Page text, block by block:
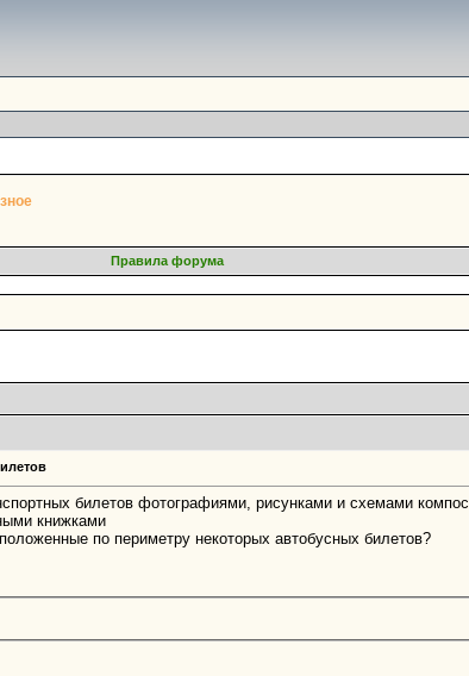
Правила форума
билетов фотографиями, рисунками и схемами
книжками
по периметру некоторых автобусных билетов?